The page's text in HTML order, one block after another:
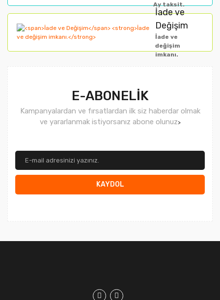
Ay taksit.
İade ve
Değişim
İade ve
değişim
imkanı.
E-ABONELİK
Kampanyalardan ve fırsatlardan ilk siz haberdar olmak
ve yararlanmak istiyorsanız abone olunuz>
KAYDOL